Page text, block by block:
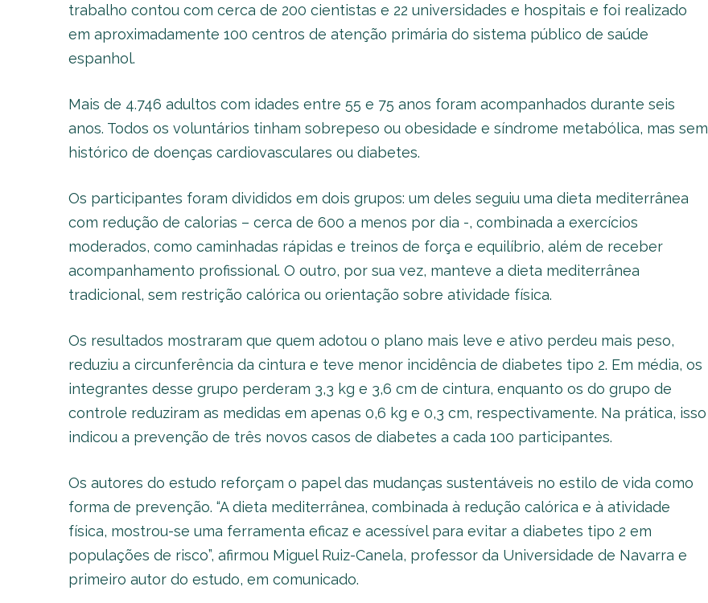
trabalho contou com cerca de 200 cientistas e 22 universidades e hospitais e foi realizado
em aproximadamente 100 centros de atenção primária do sistema público de saúde
espanhol.
Mais de 4.746 adultos com idades entre 55 e 75 anos foram acompanhados durante seis
anos. Todos os voluntários tinham sobrepeso ou obesidade e síndrome metabólica, mas sem
histórico de doenças cardiovasculares ou diabetes.
Os participantes foram divididos em dois grupos: um deles seguiu uma dieta mediterrânea
com redução de calorias – cerca de 600 a menos por dia -, combinada a exercícios
moderados, como caminhadas rápidas e treinos de força e equilíbrio, além de receber
acompanhamento profissional. O outro, por sua vez, manteve a dieta mediterrânea
tradicional, sem restrição calórica ou orientação sobre atividade física.
Os resultados mostraram que quem adotou o plano mais leve e ativo perdeu mais peso,
reduziu a circunferência da cintura e teve menor incidência de diabetes tipo 2. Em média, os
integrantes desse grupo perderam 3,3 kg e 3,6 cm de cintura, enquanto os do grupo de
controle reduziram as medidas em apenas 0,6 kg e 0,3 cm, respectivamente. Na prática, isso
indicou a prevenção de três novos casos de diabetes a cada 100 participantes.
Os autores do estudo reforçam o papel das mudanças sustentáveis no estilo de vida como
forma de prevenção. “A dieta mediterrânea, combinada à redução calórica e à atividade
física, mostrou-se uma ferramenta eficaz e acessível para evitar a diabetes tipo 2 em
populações de risco”, afirmou Miguel Ruiz-Canela, professor da Universidade de Navarra e
primeiro autor do estudo, em comunicado.